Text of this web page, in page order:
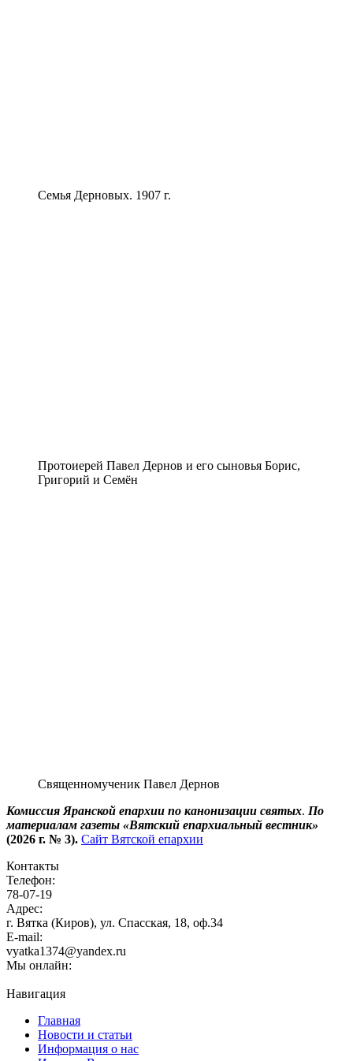
Семья Дерновых. 1907 г.
Протоиерей Павел Дернов и его сыновья Борис,
Григорий и Семён
Священномученик Павел Дернов
Комиссия Яранской епархии по канонизации святых. По
материалам газеты «Вятский епархиальный вестник»
(2026 г. № 3). Сайт Вятской епархии
Контакты
Телефон:
78-07-19
Адрес:
г. Вятка (Киров), ул. Спасская, 18, оф.34
E-mail:
vyatka1374@yandex.ru
Мы онлайн:
Навигация
Главная
Новости и статьи
Информация о нас